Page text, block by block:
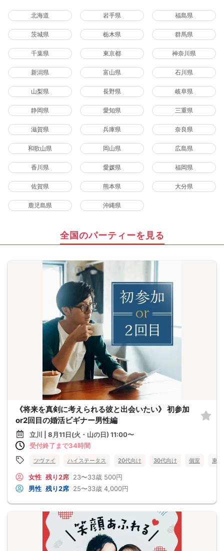
北海道 岩手県 福島県
茨城県 栃木県 群馬県
千葉県 東京都 神奈川県
新潟県 富山県 石川県
山梨県 長野県 岐阜県
静岡県 愛知県 三重県
滋賀県 兵庫県 奈良県
和歌山県 岡山県 広島県
香川県 愛媛県 福岡県
佐賀県 熊本県 大分県
鹿児島県 沖縄県
全国のパーティーを見る
《将来を真剣に考えられる彼と出会いたい》 初参加
or2回目の婚活ビギナー男性編
立川 | 8月11日(火・山の日) 11:00〜
受付終了まで34時間
ツヴァイ ハイステータス 20代向け 30代向け 個室 東
女性 残り2席 23〜33歳 500円
男性 残り2席 25〜33歳 4,000円